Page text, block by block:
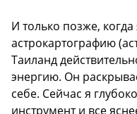
И только позже,
астрокартографию
Таиланд
энергию. Он
себе. Сейчас я
инструмент и все